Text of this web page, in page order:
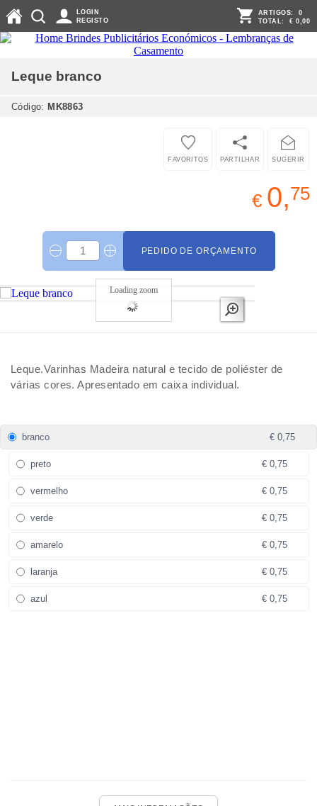
LOGIN
REGISTO
ARTIGOS: 0
TOTAL: € 0,00
Leque branco
Código: MK8863
SUGERIR
PARTILHAR
FAVORITOS
€ 0,75
PEDIDO DE ORÇAMENTO
Loading zoom
Leque.Varinhas Madeira natural e tecido de poliéster de
várias cores. Apresentado em caixa individual.
branco € 0,75
preto € 0,75
vermelho € 0,75
verde € 0,75
amarelo € 0,75
laranja € 0,75
azul € 0,75